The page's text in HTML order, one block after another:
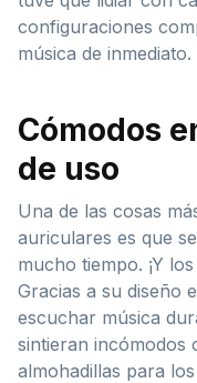
configuraciones
música de inmediato.
Cómodos
de uso
Una de las cosas
auriculares es que
mucho tiempo. ¡Y
Gracias a su diseño
escuchar música
sintieran incómodos
almohadillas para